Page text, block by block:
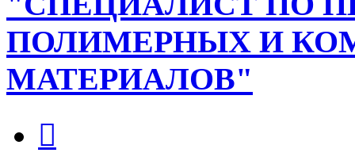
ПОЛИМЕРНЫХ И
МАТЕРИАЛОВ"